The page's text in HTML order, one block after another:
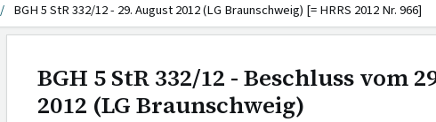
BGH 5 StR 332/12 - 29. August 2012 (LG Braunschweig) [= HRRS 2012 Nr. 966]
BGH 5 StR 332/12 - Beschluss vom
2012 (LG Braunschweig)